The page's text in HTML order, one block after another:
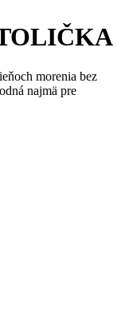
morenia bez
najmä pre